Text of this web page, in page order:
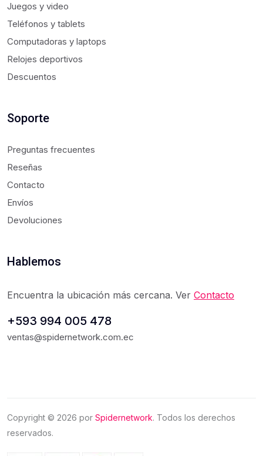
Juegos y video
Teléfonos y tablets
Computadoras y laptops
Relojes deportivos
Descuentos
Soporte
Preguntas frecuentes
Reseñas
Contacto
Envíos
Devoluciones
Hablemos
Encuentra la ubicación más cercana. Ver Contacto
+593 994 005 478
ventas@spidernetwork.com.ec
Copyright © 2026 por Spidernetwork. Todos los derechos
reservados.